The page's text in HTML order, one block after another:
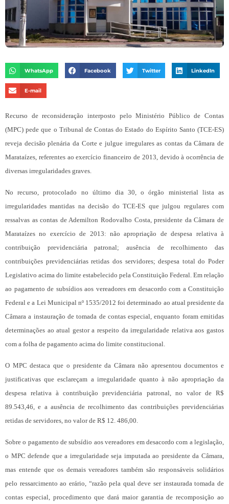
WhatsApp Facebook Twitter LinkedIn
E-mail
Recurso de reconsideração interposto pelo Ministério Público de Contas
(MPC) pede que o Tribunal de Contas do Estado do Espírito Santo (TCE-ES)
reveja decisão plenária da Corte e julgue irregulares as contas da Câmara de
Marataízes, referentes ao exercício financeiro de 2013, devido à ocorrência de
diversas irregularidades graves.
No recurso, protocolado no último dia 30, o órgão ministerial lista as
irregularidades mantidas na decisão do TCE-ES que julgou regulares com
ressalvas as contas de Ademilton Rodovalho Costa, presidente da Câmara de
Marataízes no exercício de 2013: não apropriação de despesa relativa à
contribuição previdenciária patronal; ausência de recolhimento das
contribuições previdenciárias retidas dos servidores; despesa total do Poder
Legislativo acima do limite estabelecido pela Constituição Federal. Em relação
ao pagamento de subsídios aos vereadores em desacordo com a Constituição
Federal e a Lei Municipal nº 1535/2012 foi determinado ao atual presidente da
Câmara a instauração de tomada de contas especial, enquanto foram emitidas
determinações ao atual gestor a respeito da irregularidade relativa aos gastos
com a folha de pagamento acima do limite constitucional.
O MPC destaca que o presidente da Câmara não apresentou documentos e
justificativas que esclareçam a irregularidade quanto à não apropriação da
despesa relativa à contribuição previdenciária patronal, no valor de R$
89.543,46, e a ausência de recolhimento das contribuições previdenciárias
retidas de servidores, no valor de R$ 12. 486,00.
Sobre o pagamento de subsídio aos vereadores em desacordo com a legislação,
o MPC defende que a irregularidade seja imputada ao presidente da Câmara,
mas entende que os demais vereadores também são responsáveis solidários
pelo ressarcimento ao erário, “razão pela qual deve ser instaurada tomada de
contas especial, procedimento que dará maior garantia de recomposição ao